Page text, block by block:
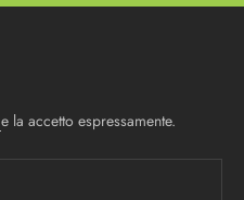
e la accetto espressamente.